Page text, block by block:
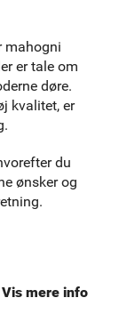
mahogni
er tale om
døre.
kvalitet, er
du
ønsker og
Vis mere info